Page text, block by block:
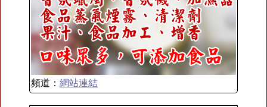
頻道： 網站連結